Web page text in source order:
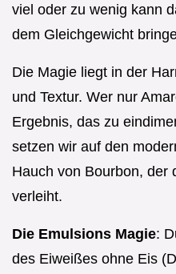
viel oder zu wenig kann
dem Gleichgewicht
Die Magie liegt in der
und Textur. Wer nur
Ergebnis, das zu
setzen wir auf den
Hauch von Bourbon, der
verleiht.
Die Emulsions Magie:
des Eiweißes ohne Eis